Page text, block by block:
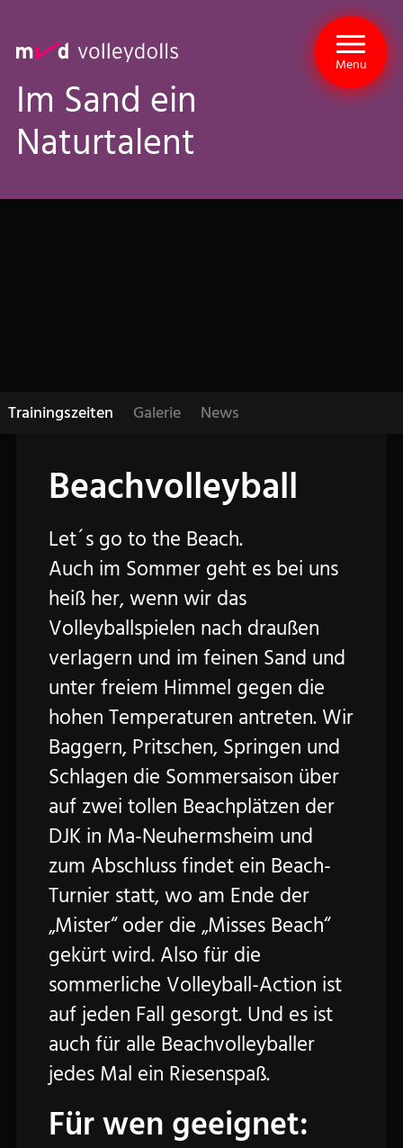
Menu
Im Sand ein
Naturtalent
Trainingszeiten Galerie News
Beachvolleyball
Let´s go to the Beach.
Auch im Sommer geht es bei uns
heiß her, wenn wir das
Volleyballspielen nach draußen
verlagern und im feinen Sand und
unter freiem Himmel gegen die
hohen Temperaturen antreten. Wir
Baggern, Pritschen, Springen und
Schlagen die Sommersaison über
auf zwei tollen Beachplätzen der
DJK in Ma-Neuhermsheim und
zum Abschluss findet ein Beach-
Turnier statt, wo am Ende der
„Mister“ oder die „Misses Beach“
gekürt wird. Also für die
sommerliche Volleyball-Action ist
auf jeden Fall gesorgt. Und es ist
auch für alle Beachvolleyballer
jedes Mal ein Riesenspaß.
Für wen geeignet: